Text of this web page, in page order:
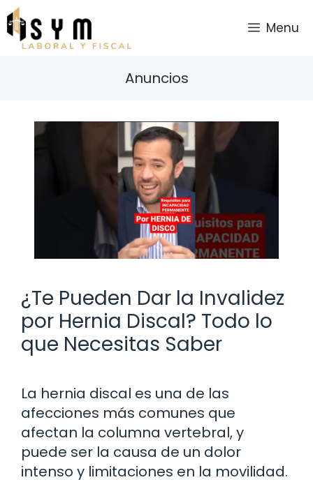
Saltar
al
contenido
Menu
Anuncios
¿Te Pueden Dar la Invalidez
por Hernia Discal? Todo lo
que Necesitas Saber
La hernia discal es una de las
afecciones más comunes que
afectan la columna vertebral, y
puede ser la causa de un dolor
intenso y limitaciones en la movilidad.